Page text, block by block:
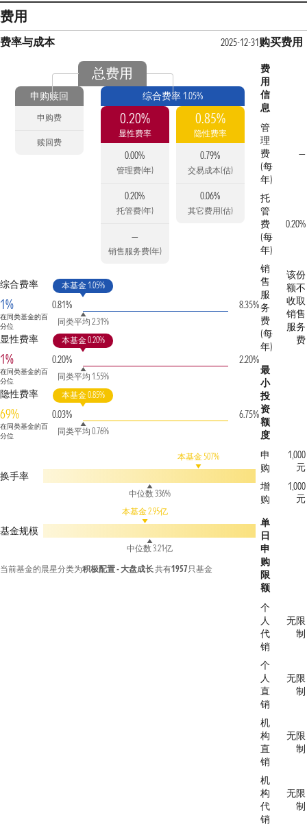
费用
费率与成本 2025-12-31
总费用
申购赎回
申购费
赎回费
综合费率 1.05%
0.20%
显性费率
0.00%
管理费(年)
0.20%
托管费(年)
—
销售服务费(年)
0.85%
隐性费率
0.79%
交易成本(估)
0.06%
其它费用(估)
综合费率
1%
在同类基金的百
分位
0.81%
本基金 1.05%
同类平均 2.31%
8.35%
显性费率
1%
在同类基金的百
分位
0.20%
本基金 0.20%
同类平均 1.55%
2.20%
隐性费率
69%
在同类基金的百
分位
0.03%
本基金 0.85%
同类平均 0.76%
6.75%
换手率
本基金 507%
中位数 336%
基金规模
本基金 2.95亿
中位数 3.21亿
当前基金的晨星分类为积极配置 - 大盘成长共有1957只基金
购买费用
费
用
信
息
管
理
费
(每
年)
—
托
管
费
(每
年)
0.20%
销
售
服
务
费
(每
年)
该份
额不
收取
销售
服务
费
最
小
投
资
额
度
申
购
1,000
元
增
购
1,000
元
单
日
申
购
限
额
个
人
代
销
无限
制
个
人
直
销
无限
制
机
构
直
销
无限
制
机
构
代
销
无限
制